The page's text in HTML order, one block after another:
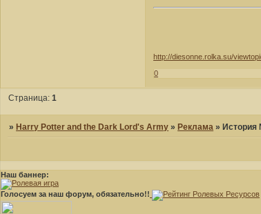
http://diesonne.rolka.su/
0
Страница:1
»Harry Potter and the Dark Lord's Army »Реклама »История
Наш баннер:
Голосуем за наш форум, обязательно!!